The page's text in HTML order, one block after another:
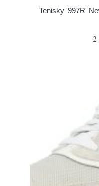
Tenisky '997R'